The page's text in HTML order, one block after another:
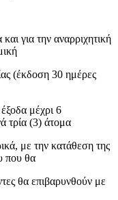
για την αναρριχητική
(έκδοση 30 ημέρες
μέχρι 6
τρία (3) άτομα
με την κατάθεση της
που θα
θα επιβαρυνθούν με